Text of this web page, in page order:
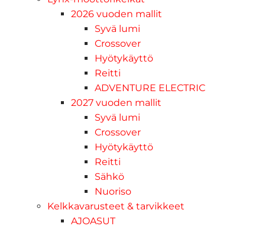
2026 vuoden mallit
Syvä lumi
Crossover
Hyötykäyttö
Reitti
ADVENTURE ELECTRIC
2027 vuoden mallit
Syvä lumi
Crossover
Hyötykäyttö
Reitti
Sähkö
Nuoriso
Kelkkavarusteet & tarvikkeet
AJOASUT